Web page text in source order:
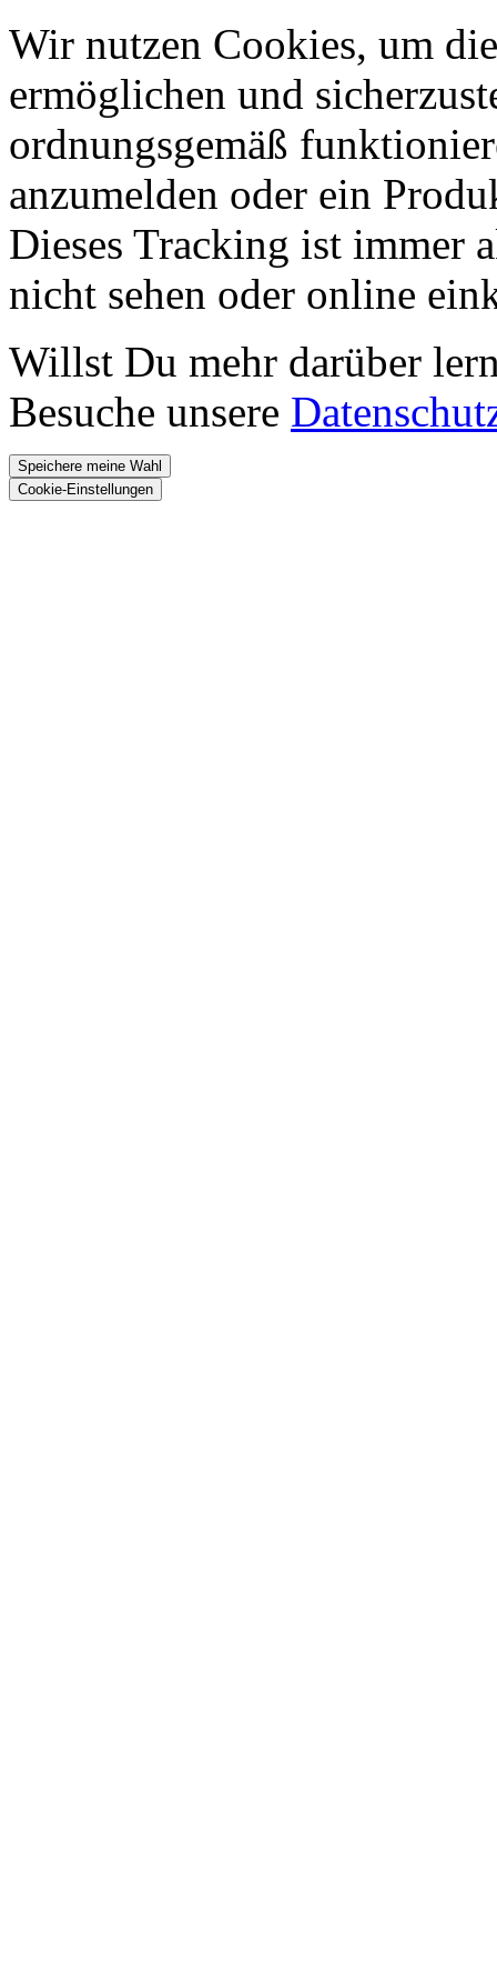
Wir nutzen Cookies, um
ermöglichen und
ordnungsgemäß
anzumelden oder ein
Dieses Tracking ist immer
nicht sehen oder online
Willst Du mehr darüber
Besuche unsere
Speichere meine Wahl
Cookie-Einstellungen